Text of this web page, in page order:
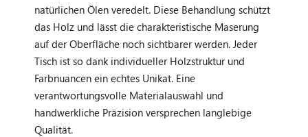
natürlichen Ölen veredelt. Diese Behandlung schützt
das Holz und lässt die charakteristische Maserung
auf der Oberfläche noch sichtbarer werden. Jeder
Tisch ist so dank individueller Holzstruktur und
Farbnuancen ein echtes Unikat. Eine
verantwortungsvolle Materialauswahl und
handwerkliche Präzision versprechen langlebige
Qualität.